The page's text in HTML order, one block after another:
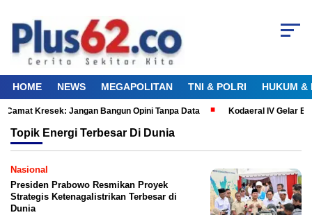
HOME NEWS MEGAPOLITAN TNI & POLRI HUKUM &
Kresek: Jangan Bangun Opini Tanpa Data Kodaeral IV Gelar
Topik Energi Terbesar Di Dunia
Nasional
Presiden Prabowo Resmikan Proyek
Strategis Ketenagalistrikan Terbesar di
Dunia